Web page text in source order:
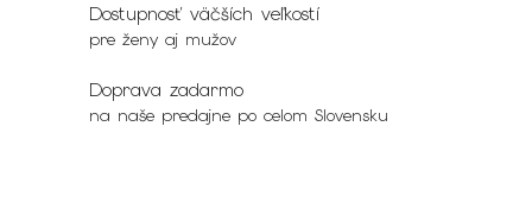
Dostupnosť väčších veľkostí
pre ženy aj mužov
Doprava zadarmo
na naše predajne po celom Slovensku